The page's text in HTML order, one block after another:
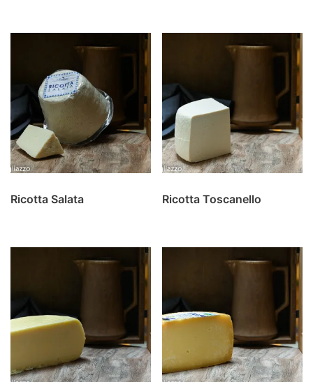
Ricotta Salata Ricotta Toscanello